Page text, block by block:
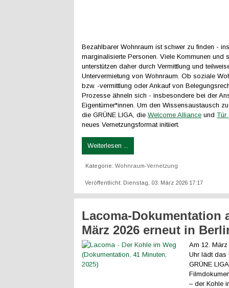
Bezahlbarer Wohnraum ist schwer zu finden -
marginalisierte Personen. Viele Kommunen und
unterstützen daher durch Vermittlung und
Untervermietung von Wohnraum. Ob soziale
bzw. -vermittlung oder Ankauf von
Prozesse ähneln sich - insbesondere bei der
Eigentümer*innen. Um den Wissensaustausch
die GRÜNE LIGA, die Welcome Alliance und Tür
neues Vernetzungsformat initiiert.
Weiterlesen ...
Kategorie: Wohnraum-Vernetzung
Veröffentlicht: Dienstag, 03. März 2026 17:17
Lacoma-Dokumentation
März 2026 erneut in
Am 12.
Uhr lädt das
GRÜNE
– der Kohle